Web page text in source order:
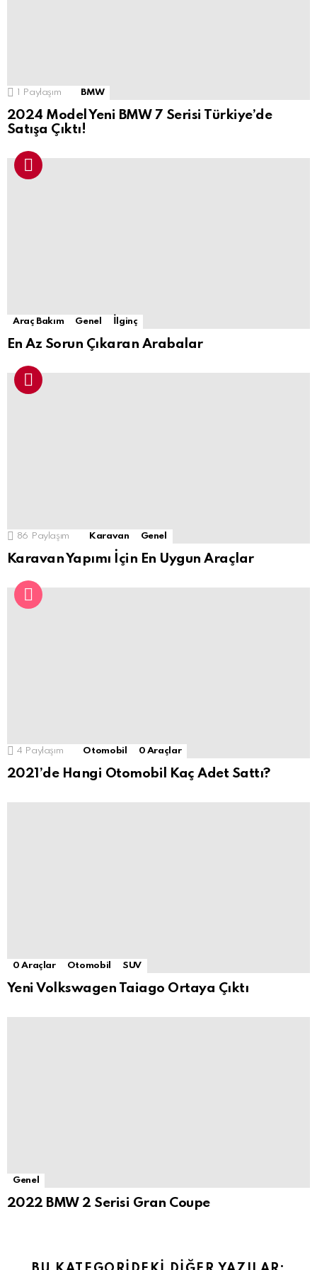
1 Paylaşım BMW
2024 Model Yeni BMW 7 Serisi Türkiye’de
Satışa Çıktı!
Araç Bakım Genel İlginç
En Az Sorun Çıkaran Arabalar
86 Paylaşım Karavan Genel
Karavan Yapımı İçin En Uygun Araçlar
4 Paylaşım Otomobil 0 Araçlar
2021’de Hangi Otomobil Kaç Adet Sattı?
0 Araçlar Otomobil SUV
Yeni Volkswagen Taiago Ortaya Çıktı
Genel
2022 BMW 2 Serisi Gran Coupe